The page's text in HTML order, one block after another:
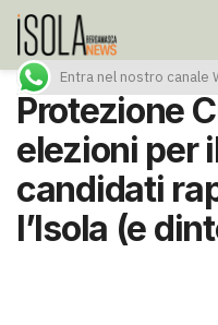
Protezione
elezioni per
candidati
l’Isola (e
Entra nel nostro canale